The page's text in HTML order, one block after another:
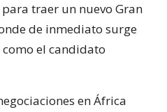
para traer un nuevo Gran
de inmediato surge
como el candidato
en África